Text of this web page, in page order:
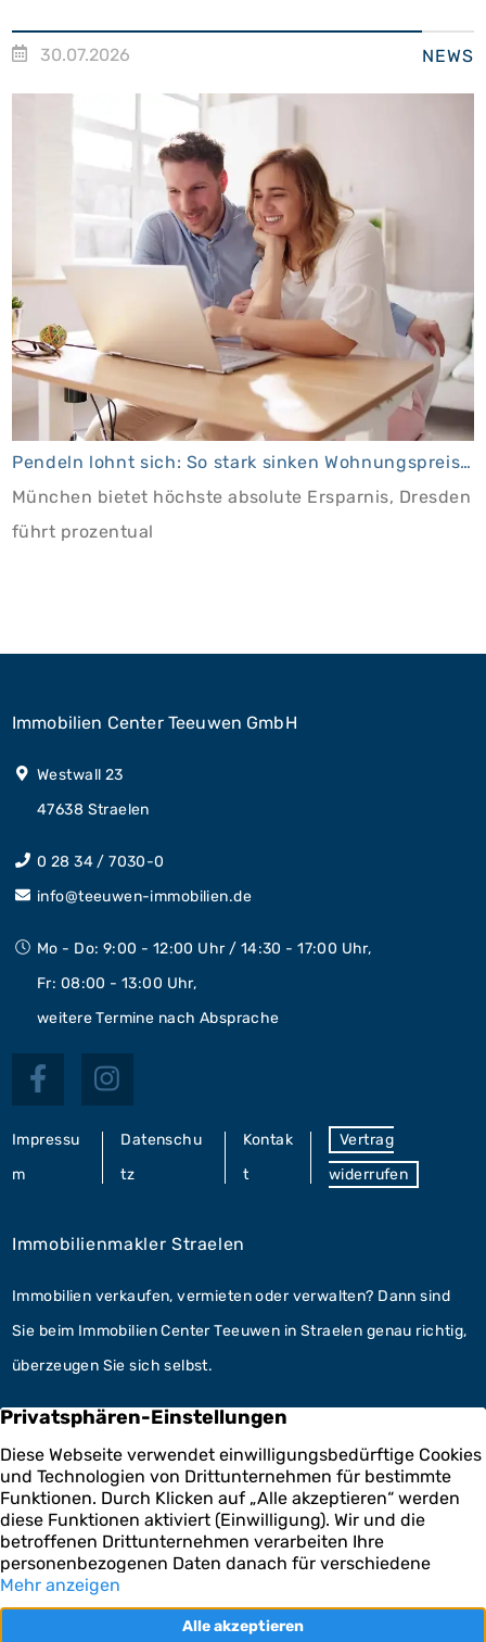
30.07.2026 NEWS
Pendeln lohnt sich: So stark sinken Wohnungspreise im Umland
München bietet höchste absolute Ersparnis, Dresden
führt prozentual
Immobilien Center Teeuwen GmbH
Westwall 23
47638 Straelen
0 28 34 / 7030-0
info@teeuwen-immobilien.de
Mo - Do: 9:00 - 12:00 Uhr / 14:30 - 17:00 Uhr,
Fr: 08:00 - 13:00 Uhr,
weitere Termine nach Absprache
Impressu
m
Datenschu
tz
Kontak
t
Vertrag
widerrufen
Immobilienmakler Straelen
Immobilien verkaufen, vermieten oder verwalten? Dann sind
Sie beim Immobilien Center Teeuwen in Straelen genau richtig,
überzeugen Sie sich selbst.
Unsere Leistungen
Hausverwaltung Straelen
Im Bereich der Hausverwaltung kooperieren wir mit der
Teeuwen Hausverwaltungs GmbH. Fachkundig für Ihre
Immobilien.